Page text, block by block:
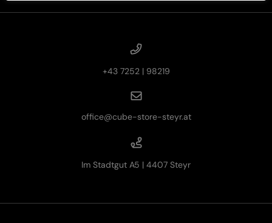
+43 7252 | 98219
office@cube-store-steyr.at
Im Stadtgut A5 | 4407 Steyr